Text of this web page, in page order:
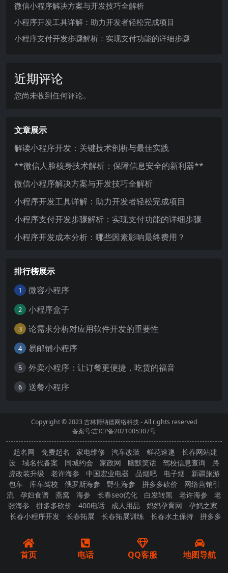
微信小程序解决方案与开发技巧全解析
小程序开发工具详解：助力开发者轻松完成项目
小程序支付开发步骤解析：实现支付功能的详细步骤
近期评论
您尚未收到任何评论。
文章展示
解读小程序开发：关键技术剖析与最佳实践
**微信人脸核身技术解析：保障信息安全的新利器**
微信小程序解决方案与开发技巧全解析
小程序开发工具详解：助力开发者轻松完成项目
小程序支付开发步骤解析：实现支付功能的详细步骤
小程序开发成本分析：哪些因素影响最终费用？
排行榜展示
1 微容小程序
2 小程序盒子
3 论需求分析对应用软件开发的重要性
4 易邮铺小程序
5 外卖小程序：让订餐更便捷，吃货的福音
6 送餐小程序
Copyright © 2023吉林博纳德网络科技- All rights reserved
备案号:吉ICP备2021005307号
起名网 免费起名 家电维修 汽车改装 鲜花速递
长春网站建
设
域名代备案 同城约会 家政网 幽默笑话 驾校信息查询
路
虎改装升级
老许海参 中国宏业电器 品烟吧 电子烟
新疆旅游
包车
库车驾校 俄罗斯海参 野生海参 拼多多砍价
网络营销引
流
孕妇食谱 燕窝 海参 长春seo优化 白发转黑 老许海参
老
张海参
拼多多砍价 400电话 成人用品 妈妈孕育网
孕妈之家
长春小程序开发
长春拓展 长春拓展训练 长春水土保持
拼多多
首页 电话 QQ客服 地图导航